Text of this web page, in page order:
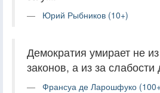
Юрий Рыбников (10+)
Демократия умирает не
законов, а из за слабости
Франсуа де Ларошфуко